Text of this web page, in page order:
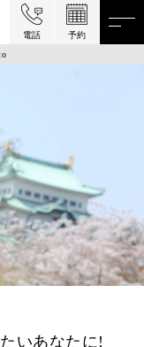
電話 予約
いあなたに!